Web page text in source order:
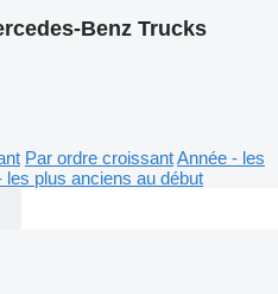
Benz Trucks
Par ordre croissantAnnée - les
les plus anciens au début